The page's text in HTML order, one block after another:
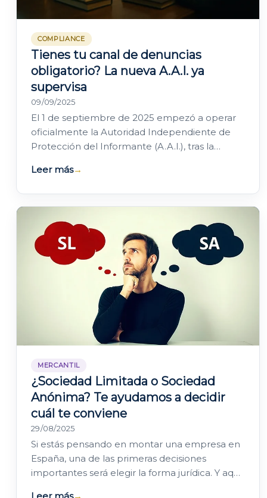
COMPLIANCE
Tienes tu canal de denuncias
obligatorio? La nueva A.A.I. ya
supervisa
09/09/2025
El 1 de septiembre de 2025 empezó a operar
oficialmente la Autoridad Independiente de
Protección del Informante (A.A.I.), tras la
su…
Leer más→
MERCANTIL
¿Sociedad Limitada o Sociedad
Anónima? Te ayudamos a decidir
cuál te conviene
29/08/2025
Si estás pensando en montar una empresa en
España, una de las primeras decisiones
importantes será elegir la forma jurídica. Y aquí